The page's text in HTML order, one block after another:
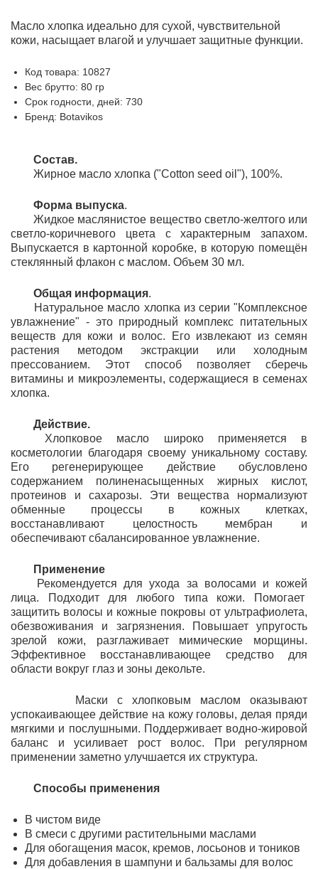
Масло хлопка идеально для сухой, чувствительной
кожи, насыщает влагой и улучшает защитные функции.
Код товара: 10827
Вес брутто: 80 гр
Срок годности, дней: 730
Бренд: Botavikos
Состав.
	Жирное масло хлопка ("Cotton seed oil"), 100%.
	Ф
орма выпуска.
	Жидкое маслянистое вещество
светло-желтого или
светло-коричневого цвета с характерным запахом.
Выпускается в картонной коробке, в которую помещён
стеклянный флакон с маслом. Объем 30 мл.
Общая информация.
Натуральное масло хлопка из серии "Комплексное
увлажнение" - это природный комплекс питательных
веществ для кожи и волос. Его извлекают из семян
растения методом экстракции или холодным
прессованием. Этот способ позволяет сберечь
витамины и микроэлементы, содержащиеся в семенах
хлопка.
	Действие.
Хлопковое масло широко применяется в
косметологии благодаря своему уникальному составу.
Его регенерирующее действие обусловлено
содержанием полиненасыщенных жирных кислот,
протеинов и сахарозы. Эти вещества нормализуют
обменные процессы в кожных клетках,
восстанавливают целостность мембран и
обеспечивают сбалансированное увлажнение.
Применение
Рекомендуется для ухода за волосами и кожей
лица. Подходит для любого типа кожи. Помогает
защитить волосы и кожные покровы от ультрафиолета,
обезвоживания и загрязнения. Повышает упругость
зрелой кожи, разглаживает мимические морщины.
Эффективное восстанавливающее средство для
области вокруг глаз и зоны декольте.
Маски с хлопковым маслом оказывают
успокаивающее действие на кожу головы, делая пряди
мягкими и послушными. Поддерживает водно-жировой
баланс и усиливает рост волос. При регулярном
применении заметно улучшается их структура.
	Способы применения
В чистом виде
В смеси с другими растительными маслами
Для обогащения масок, кремов, лосьонов и тоников
Для добавления в шампуни и бальзамы для волос